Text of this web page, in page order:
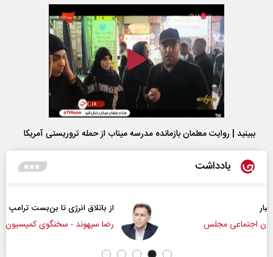
ببینید | روایت معلمان بازمانده مدرسه میناب از حمله تروریستی آمریکا
یادداشت
از باتلاق انرژی تا بن‌بست ترامپ
رضا سپهوند - سخنگوی کمیسیون انرژی مجلس